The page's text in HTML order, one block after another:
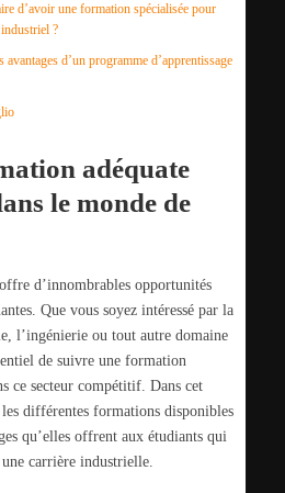
d’avoir une formation spécialisée pour
?
avantages d’un programme d’apprentissage
adéquate
le monde de
d’innombrables opportunités
Que vous soyez intéressé par la
l’ingénierie ou tout autre domaine
de suivre une formation
ce secteur compétitif. Dans cet
différentes formations disponibles
qu’elles offrent aux étudiants qui
carrière industrielle.